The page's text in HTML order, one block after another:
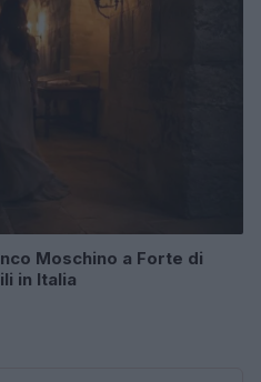
Moschino a Forte di
in Italia